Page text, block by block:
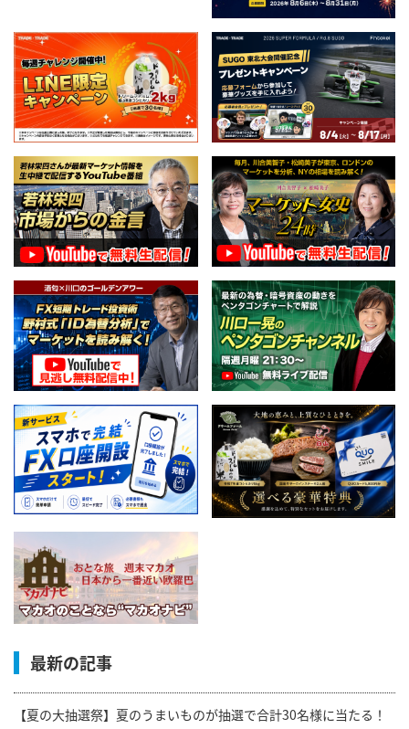
最新の記事
【夏の大抽選祭】夏のうまいものが抽選で合計30名様に当たる！